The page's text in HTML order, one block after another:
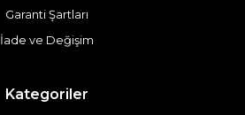
Garanti Şartları
İade ve Değişim
Kategoriler